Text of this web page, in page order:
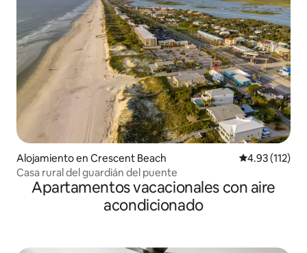
Alojamiento en Crescent Beach Calificación
4.93 (112)
Casa rural del guardián del puente
Apartamentos vacacionales con aire
acondicionado